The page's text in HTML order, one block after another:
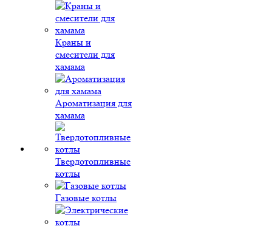
Краны и
смесители для
хамама
Ароматизация для
хамама
Твердотопливные
котлы
Газовые котлы